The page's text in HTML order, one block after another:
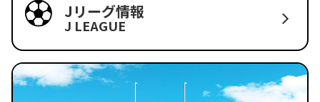
Jリーグ情報
J LEAGUE